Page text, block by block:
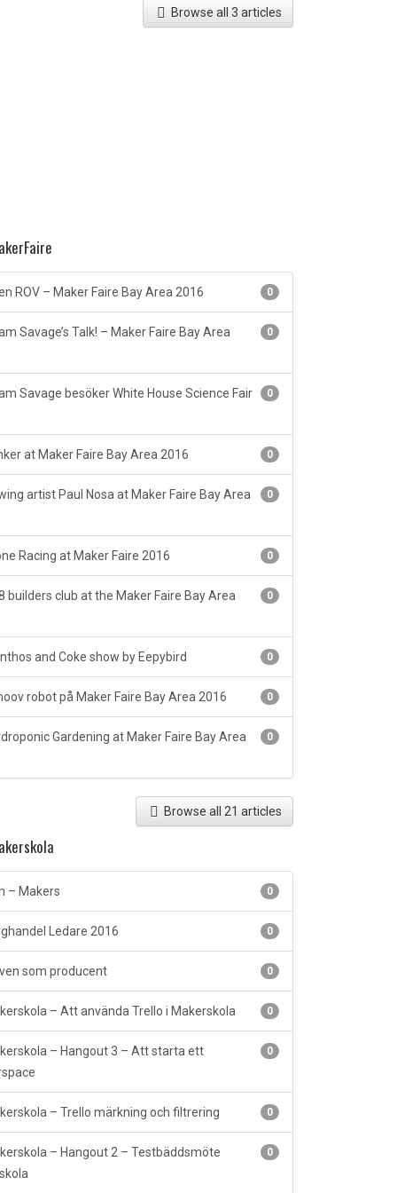
Browse all 3 articles
0
ROV – Maker Faire Bay Area 2016
0
Savage’s Talk! – Maker Faire Bay Area
0
Savage besöker White House Science Fair
0
at Maker Faire Bay Area 2016
0
artist Paul Nosa at Maker Faire Bay Area
0
Racing at Maker Faire 2016
0
builders club at the Maker Faire Bay Area
0
and Coke show by Eepybird
0
robot på Maker Faire Bay Area 2016
0
Gardening at Maker Faire Bay Area
Browse all 21 articles
0
– Makers
0
Ledare 2016
0
som producent
0
– Att använda Trello i Makerskola
0
– Hangout 3 – Att starta ett
0
– Trello märkning och filtrering
0
– Hangout 2 – Testbäddsmöte